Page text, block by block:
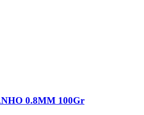
0.8MM 100Gr